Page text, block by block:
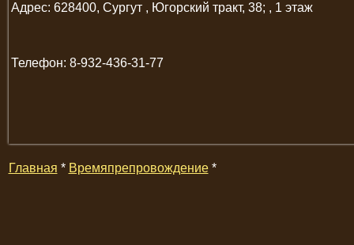
Адрес: 628400, Сургут , Югорский тракт, 38; , 1 этаж
Телефон: 8-932-436-31-77
Главная * Времяпрепровождение*